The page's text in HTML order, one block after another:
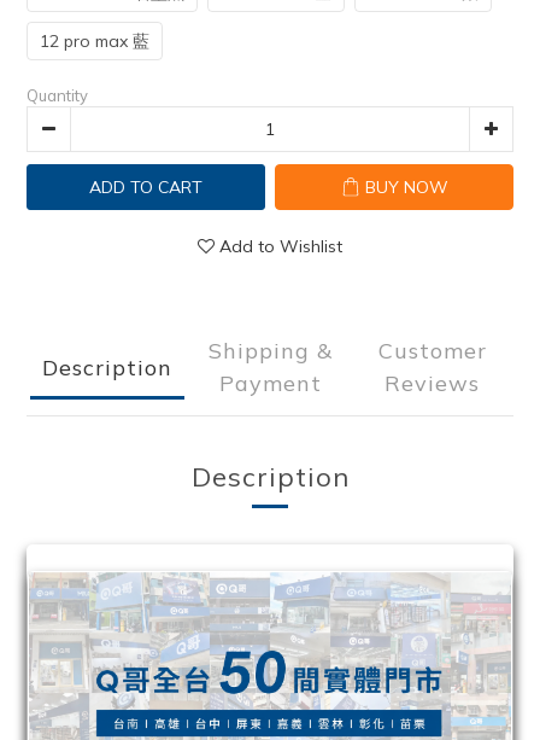
12 pro max 藍
Quantity
ADD TO CART BUY NOW
Add to Wishlist
Description
Shipping &
Payment
Customer
Reviews
Description